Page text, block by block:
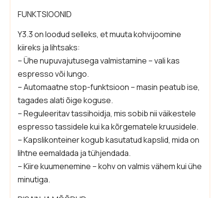
FUNKTSIOONID
Y3.3 on loodud selleks, et muuta kohvijoomine
kiireks ja lihtsaks:
– Ühe nupuvajutusega valmistamine – vali kas
espresso või lungo.
– Automaatne stop-funktsioon – masin peatub ise,
tagades alati õige koguse.
– Reguleeritav tassihoidja, mis sobib nii väikestele
espresso tassidele kui ka kõrgematele kruusidele.
– Kapslikonteiner kogub kasutatud kapslid, mida on
lihtne eemaldada ja tühjendada.
– Kiire kuumenemine – kohv on valmis vähem kui ühe
minutiga.